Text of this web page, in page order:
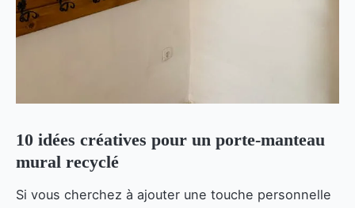
10 idées créatives pour un porte-manteau
mural recyclé
Si vous cherchez à ajouter une touche personnelle